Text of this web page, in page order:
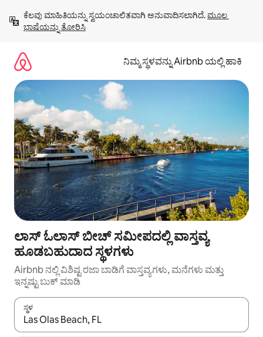
ಹೋಗಿ
ಕೆಲವು ಮಾಹಿತಿಯನ್ನು ಸ್ವಯಂಚಾಲಿತವಾಗಿ ಅನುವಾದಿಸಲಾಗಿದೆ. ಮೂಲ
ಭಾಷೆಯನ್ನು ತೋರಿಸಿ
ನಿಮ್ಮ ಸ್ಥಳವನ್ನು Airbnb ಯಲ್ಲಿ ಹಾಕಿ
ಲಾಸ್ ಓಲಾಸ್ ಬೀಚ್ ಸಮೀಪದಲ್ಲಿ ವಾಸ್ತವ್ಯ
ಹೂಡಬಹುದಾದ ಸ್ಥಳಗಳು
Airbnb ನಲ್ಲಿ ವಿಶಿಷ್ಟ ರಜಾ ಬಾಡಿಗೆ ವಾಸ್ತವ್ಯಗಳು, ಮನೆಗಳು ಮತ್ತು
ಇನ್ನಷ್ಟು ಬುಕ್ ಮಾಡಿ
ಸ್ಥಳ
ಫಲಿತಾಂಶಗಳು ಲಭ್ಯವಿರುವಾಗ, ಅಪ್ ಮತ್ತು ಡೌನ್ ಬಾಣದ ಕೀಲಿಗಳೊಂದಿಗೆ